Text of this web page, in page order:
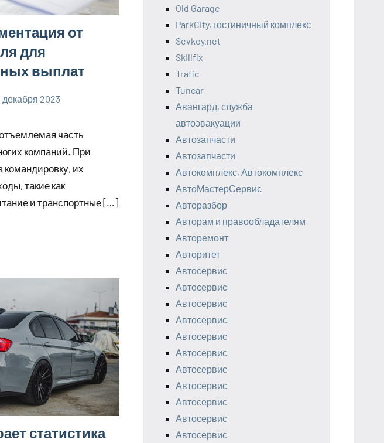
от
для
выплат
декабря 2023
часть
компаний. При
командировку, их
такие как
и транспортные […]
статистика
Old Garage
ParkCity, гостиничный комплекс
Sevkey.net
Skillfix
Trafic
Tuncar
Авангард, служба
автоэвакуации
Автозапчасти
Автозапчасти
Автокомплекс, Автокомплекс
АвтоМастерСервис
Авторазбор
Авторам и правообладателям
Авторемонт
Авторитет
Автосервис
Автосервис
Автосервис
Автосервис
Автосервис
Автосервис
Автосервис
Автосервис
Автосервис
Автосервис
Автосервис